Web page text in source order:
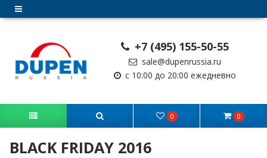
+7 (495) 155-50-55
sale@dupenrussia.ru
с 10:00 до 20:00 ежедневно
0 0
BLACK FRIDAY 2016